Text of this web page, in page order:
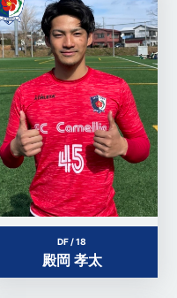
DF / 18
殿岡 孝太